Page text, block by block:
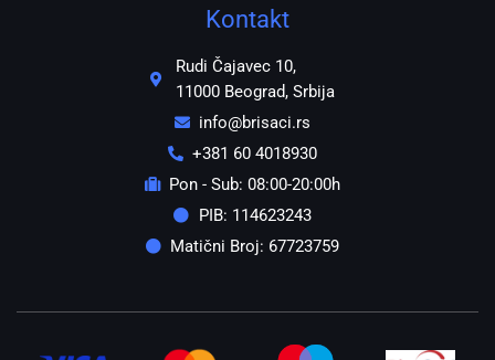
Kontakt
Rudi Čajavec 10,
11000 Beograd, Srbija
info@brisaci.rs
+381 60 4018930
Pon - Sub: 08:00-20:00h
PIB: 114623243
Matični Broj: 67723759